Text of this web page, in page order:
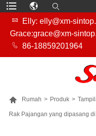

Elly: elly@xm-
Grace:grace@xm-
 86-18859201964
 Rumah > Produk >
Rak Pajangan yang dipasang